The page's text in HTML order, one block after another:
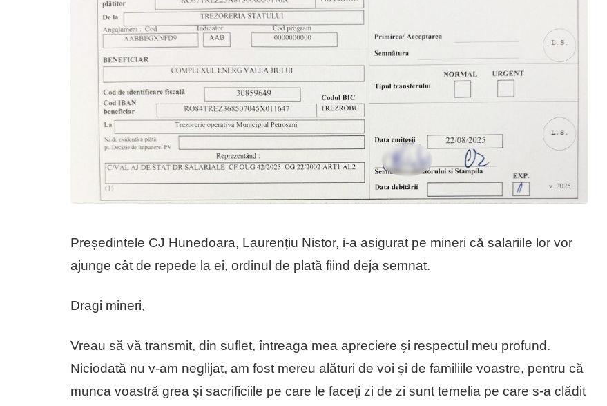
Președintele CJ Hunedoara, Laurențiu Nistor, i-a asigurat pe mineri că salariile lor vor
ajunge cât de repede la ei, ordinul de plată fiind deja semnat.
Dragi mineri,
Vreau să vă transmit, din suflet, întreaga mea apreciere și respectul meu profund.
Niciodată nu v-am neglijat, am fost mereu alături de voi și de familiile voastre, pentru că
munca voastră grea și sacrificiile pe care le faceți zi de zi sunt temelia pe care s-a clădit